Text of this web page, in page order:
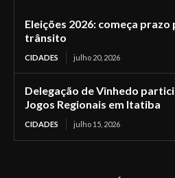
Eleições 2026: começa
trânsito
CIDADES julho 20, 2026
Delegação de Vinhedo
Jogos Regionais em Itatiba
CIDADES julho 15, 2026